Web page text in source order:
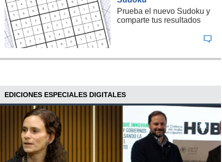
Prueba el nuevo Sudoku y
comparte tus resultados
EDICIONES ESPECIALES DIGITALES